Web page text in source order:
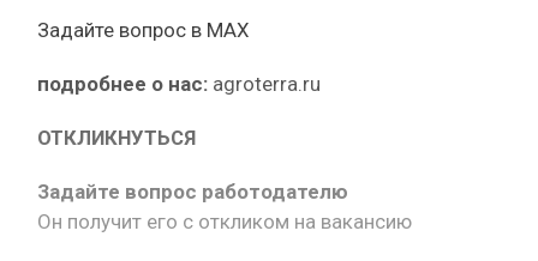
Задайте вопрос в MAX
подробнее о нас: agroterra.ru
ОТКЛИКНУТЬСЯ
Задайте вопрос работодателю
Он получит его с откликом на вакансию